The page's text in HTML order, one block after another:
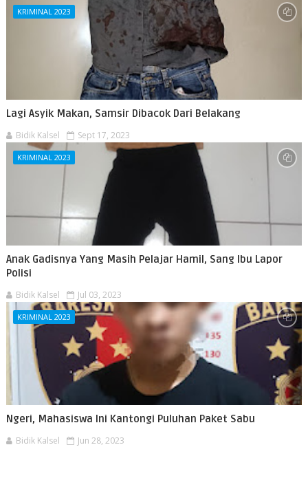
KRIMINAL 2023
Lagi Asyik Makan, Samsir Dibacok Dari Belakang
Bidik Kalsel Sept 17, 2023
KRIMINAL 2023
Anak Gadisnya Yang Masih Pelajar Hamil, Sang Ibu Lapor
Polisi
Bidik Kalsel Jul 03, 2023
KRIMINAL 2023
Ngeri, Mahasiswa Ini Kantongi Puluhan Paket Sabu
Bidik Kalsel Jun 28, 2023